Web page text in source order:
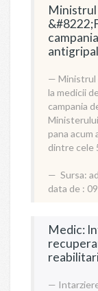
Ministrul
Ministrul
la medicii
campania
pana
dintre cele
Sursa:
data de :
Medic: